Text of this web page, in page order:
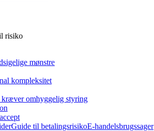
risiko
mønstre
kompleksitet
kræver omhyggelig styring
Guide til betalingsrisikoE-handelsbrugssager